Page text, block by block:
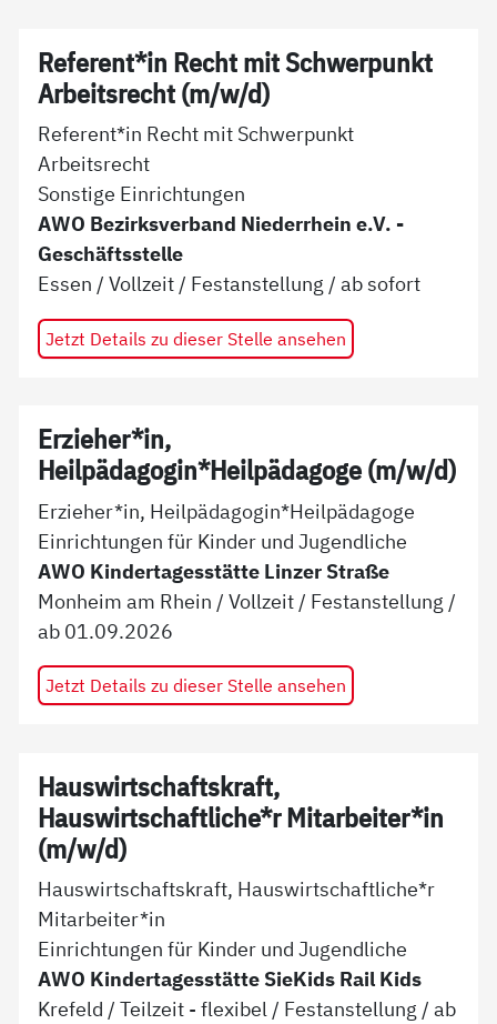
Referent*in Recht mit Schwerpunkt
Arbeitsrecht (m/w/d)
Referent*in Recht mit Schwerpunkt
Arbeitsrecht
Sonstige Einrichtungen
AWO Bezirksverband Niederrhein e.V. -
Geschäftsstelle
Essen /Vollzeit / Festanstellung / absofort
Jetzt Details zu dieser Stelle ansehen
Erzieher*in,
Heilpädagogin*Heilpädagoge (m/w/d)
Erzieher*in, Heilpädagogin*Heilpädagoge
Einrichtungen für Kinder und Jugendliche
AWO Kindertagesstätte Linzer Straße
Monheim am Rhein /Vollzeit / Festanstellung /
ab 01.09.2026
Jetzt Details zu dieser Stelle ansehen
Hauswirtschaftskraft,
Hauswirtschaftliche*r Mitarbeiter*in
(m/w/d)
Hauswirtschaftskraft, Hauswirtschaftliche*r
Mitarbeiter*in
Einrichtungen für Kinder und Jugendliche
AWO Kindertagesstätte SieKids Rail Kids
Krefeld /Teilzeit - flexibel / Festanstellung / ab